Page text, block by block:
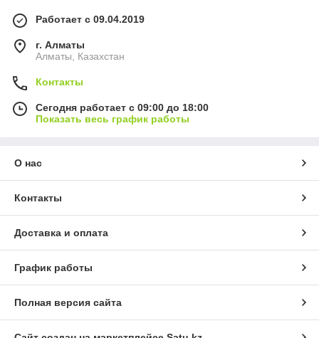
Работает с 09.04.2019
г. Алматы
Алматы, Казахстан
Контакты
Сегодня работает с 09:00 до 18:00
Показать весь график работы
О нас
Контакты
Доставка и оплата
График работы
Полная версия сайта